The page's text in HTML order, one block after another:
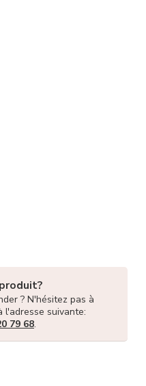
? N'hésitez pas à
l'adresse suivante:
79 68.